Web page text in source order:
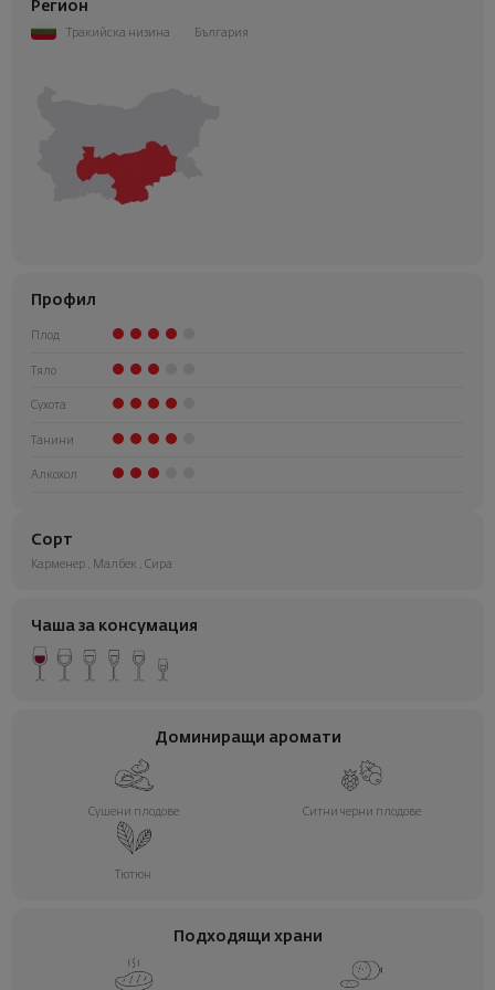
Регион
Тракийска низина България
Профил
Плод
Тяло
Сухота
Танини
Алкохол
Сорт
Карменер Малбек Сира
Чаша за консумация
Доминиращи аромати
Сушени плодове Ситни черни плодове
Тютюн
Подходящи храни